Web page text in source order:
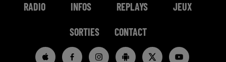
RADIO INFOS REPLAYS JEUX
SORTIES CONTACT